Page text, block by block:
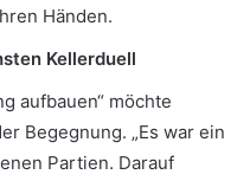
Händen.
Kellerduell
aufbauen“ möchte
Begegnung. „Es war ein
Partien. Darauf